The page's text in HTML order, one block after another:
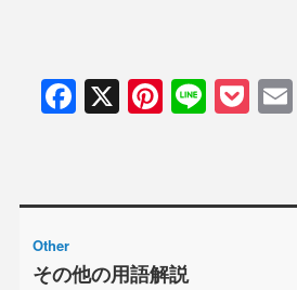
Facebook
X Pinterest
Line
Other
その他の用語解説